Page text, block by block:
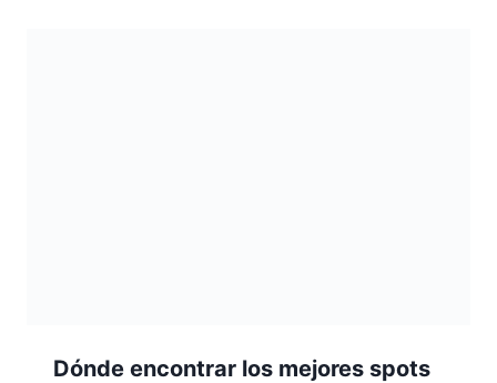
Dónde encontrar los mejores spots